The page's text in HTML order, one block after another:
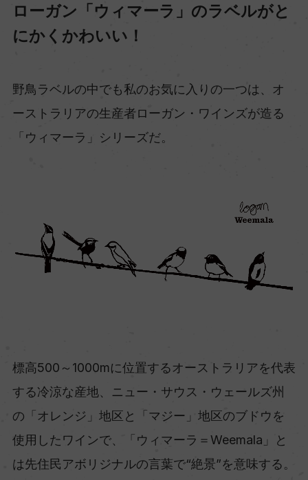
ローガン「ウィマーラ」のラベルがと
にかくかわいい！
野鳥ラベルの中でも私のお気に入りの一つは、オ
ーストラリアの生産者ローガン・ワインズが造る
「ウィマーラ」シリーズだ。
標高500～1000mに位置するオーストラリアを代表
する冷涼な産地、ニュー・サウス・ウェールズ州
の「オレンジ」地区と「マジー」地区のブドウを
使用したワインで、「ウィマーラ＝Weemala」と
は先住民アボリジナルの言葉で“絶景”を意味する。